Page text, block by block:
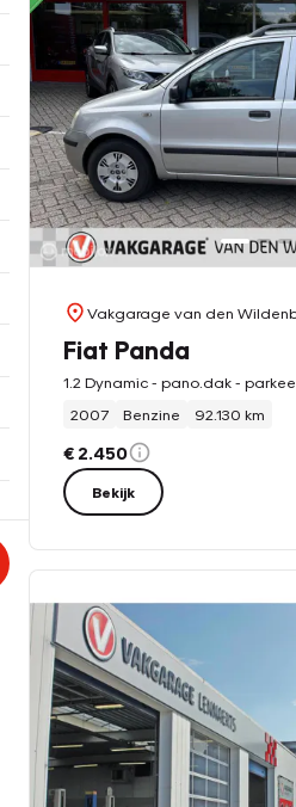
Vakgarage van den
Fiat Panda
1.2 Dynamic - pano.dak -
2007
Benzine 92.130 km
€ 2.450
Bekijk